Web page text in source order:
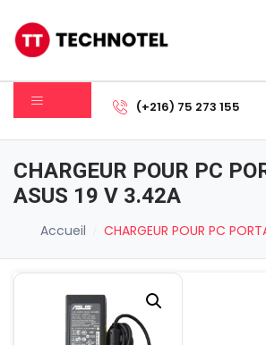
Votre panier est vide.
Sous-total:
Voir Le Panier
(+216) 75 273 155
CHARGEUR POUR PC
ASUS 19 V 3.42A
Accueil CHARGEUR POUR PC